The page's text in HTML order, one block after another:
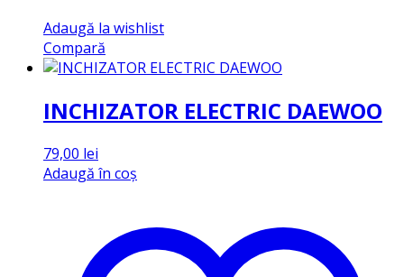
Adaugă la wishlist
Compară
INCHIZATOR ELECTRIC DAEWOO
79,00 lei
Adaugă în coș